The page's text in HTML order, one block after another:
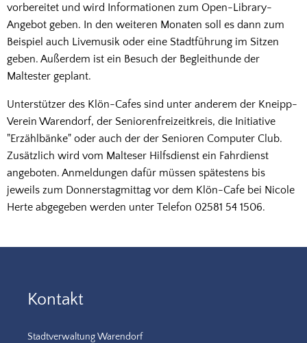
vorbereitet und wird Informationen zum Open-Library-
Angebot geben. In den weiteren Monaten soll es dann zum
Beispiel auch Livemusik oder eine Stadtführung im Sitzen
geben. Außerdem ist ein Besuch der Begleithunde der
Maltester geplant.
Unterstützer des Klön-Cafes sind unter anderem der Kneipp-
Verein Warendorf, der Seniorenfreizeitkreis, die Initiative
"Erzählbänke" oder auch der der Senioren Computer Club.
Zusätzlich wird vom Malteser Hilfsdienst ein Fahrdienst
angeboten. Anmeldungen dafür müssen spätestens bis
jeweils zum Donnerstagmittag vor dem Klön-Cafe bei Nicole
Herte abgegeben werden unter Telefon 02581 54 1506.
Kontakt
Stadtverwaltung Warendorf